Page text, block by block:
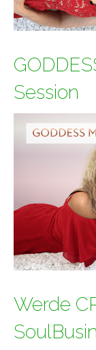
Session
Werde